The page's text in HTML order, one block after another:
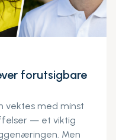
forutsigbare
vektes med minst
— et viktig
Men